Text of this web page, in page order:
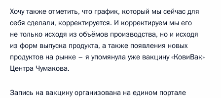
Хочу также отметить, что график, который мы сейчас для
себя сделали, корректируется. И корректируем мы его
не только исходя из объёмов производства, но и исходя
из форм выпуска продукта, а также появления новых
продуктов на рынке – я упомянула уже вакцину «КовиВак»
Центра Чумакова.
Запись на вакцину организована на едином портале